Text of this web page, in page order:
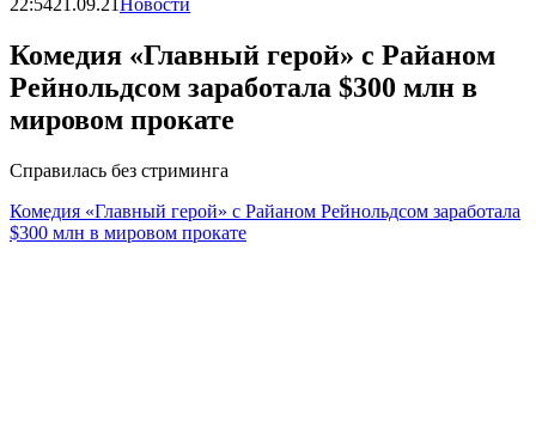
22:5421.09.21Новости
Комедия «Главный герой» с Райаном
Рейнольдсом заработала $300 млн в
мировом прокате
Справилась без стриминга
Комедия «Главный герой» с Райаном Рейнольдсом заработала
$300 млн в мировом прокате